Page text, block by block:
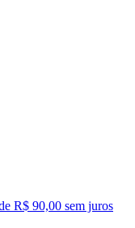
R$ 90,00 sem juros